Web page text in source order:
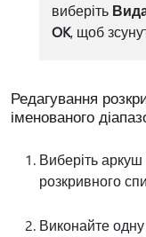
виберіть
OK, щоб
Редагування
іменованого
Виберіть
розкривного
Виконайте одну